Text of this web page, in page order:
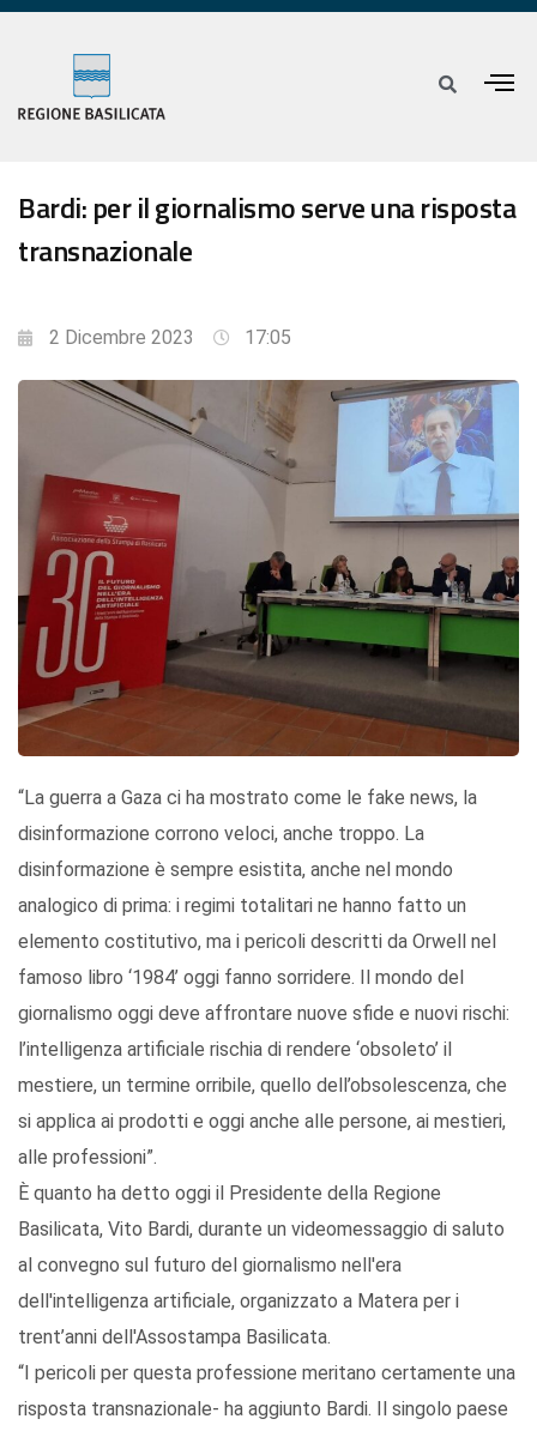
Bardi: per il giornalismo serve una risposta
transnazionale
2 Dicembre 2023 17:05
“La guerra a Gaza ci ha mostrato come le fake news, la
disinformazione corrono veloci, anche troppo. La
disinformazione è sempre esistita, anche nel mondo
analogico di prima: i regimi totalitari ne hanno fatto un
elemento costitutivo, ma i pericoli descritti da Orwell nel
famoso libro ‘1984’ oggi fanno sorridere. Il mondo del
giornalismo oggi deve affrontare nuove sfide e nuovi rischi:
l’intelligenza artificiale rischia di rendere ‘obsoleto’ il
mestiere, un termine orribile, quello dell’obsolescenza, che
si applica ai prodotti e oggi anche alle persone, ai mestieri,
alle professioni”.
È quanto ha detto oggi il Presidente della Regione
Basilicata, Vito Bardi, durante un videomessaggio di saluto
al convegno sul futuro del giornalismo nell'era
dell'intelligenza artificiale, organizzato a Matera per i
trent’anni dell'Assostampa Basilicata.
“I pericoli per questa professione meritano certamente una
risposta transnazionale- ha aggiunto Bardi. Il singolo paese